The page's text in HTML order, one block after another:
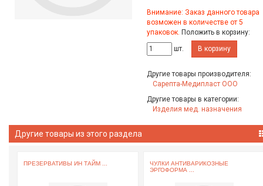
Внимание: Заказ данного товара
возможен в количестве от 5
упаковок. Положить в корзину:
шт.
В корзину
Другие товары производителя:
Сарепта-Медипласт ООО
Другие товары в категории:
Изделия мед. назначения
Другие товары из этого раздела
ПРЕЗЕРВАТИВЫ ИН ТАЙМ ...
ЧУЛКИ АНТИВАРИКОЗНЫЕ
ЭРГОФОРМА ...